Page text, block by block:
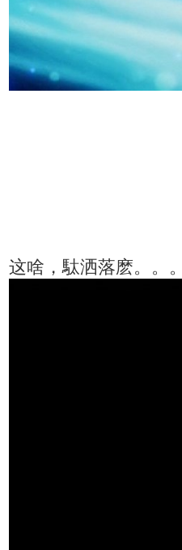
这啥，駄洒落麽。。